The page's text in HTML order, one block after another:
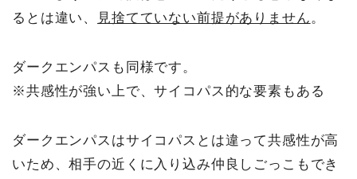
るとは違い、
見捨てていない前提がありません 。
ダークエンパスも同様です。
※共感性が強い上で、サイコパス的な要素もある
ダークエンパスはサイコパスとは違って共感性が高
いため、相手の近くに入り込み仲良しごっこもでき